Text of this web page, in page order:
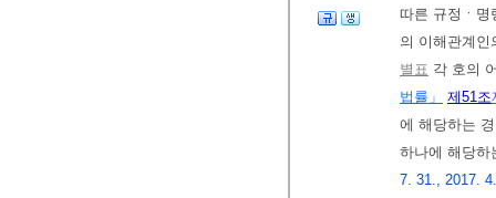
따른 규정ㆍ명
의 이해관계
별표 각 호의
법률」
제51조
에 해당하는
하나에 해당
7. 31., 2017.